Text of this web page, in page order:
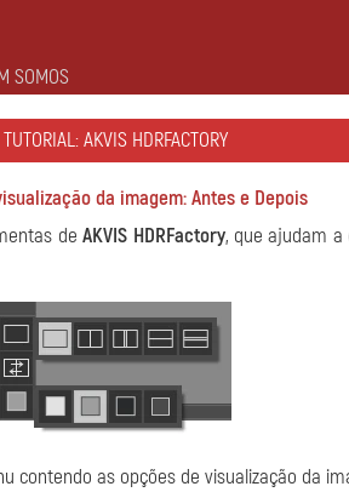
SOMOS
TUTORIAL: AKVIS HDRFACTORY
da imagem: Antes e Depois
deAKVIS HDRFactory, que ajudam
contendo as opções de visualização da